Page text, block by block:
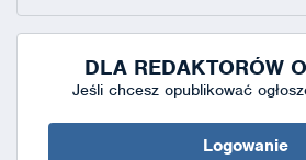
DLA REDAKTORÓW
Jeśli chcesz opublikować
Logowanie